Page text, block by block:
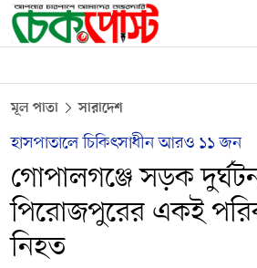
মূল পাতা সারাদেশ
হাসপাতালে চিকিৎসাধীন আরও ১১ জন
গোপালগঞ্জে সড়ক
পিরোজপুরের একই
নিহত